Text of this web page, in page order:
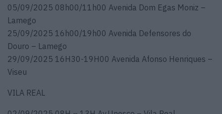
05/09/2025 08h00/11h00 Avenida Dom Egas Moniz –
Lamego
25/09/2025 16h00/19h00 Avenida Defensores do
Douro – Lamego
29/09/2025 16H30-19H00 Avenida Afonso Henriques –
Viseu
VILA REAL